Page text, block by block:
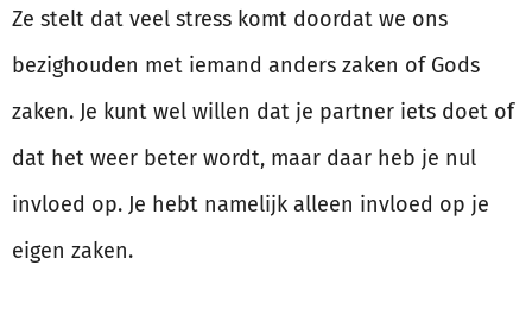
Ze stelt dat veel stress komt doordat we ons
bezighouden met iemand anders zaken of Gods
zaken. Je kunt wel willen dat je partner iets doet of
dat het weer beter wordt, maar daar heb je nul
invloed op. Je hebt namelijk alleen invloed op je
eigen zaken.